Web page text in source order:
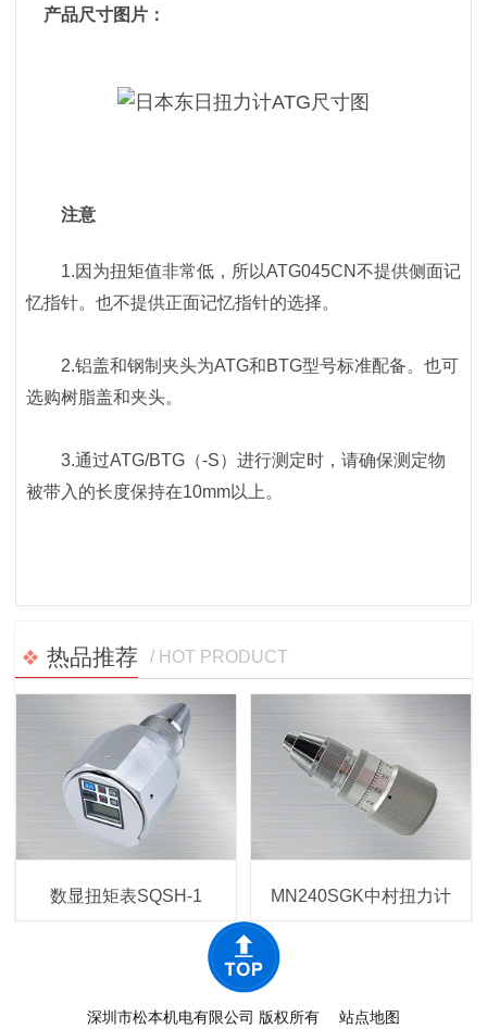
产品尺寸图片：
注意
1.因为扭矩值非常低，所以ATG045CN不提供侧面记
忆指针。也不提供正面记忆指针的选择。
2.铝盖和钢制夹头为ATG和BTG型号标准配备。也可
选购树脂盖和夹头。
3.通过ATG/BTG（-S）进行测定时，请确保测定物
被带入的长度保持在10mm以上。
热品推荐 / HOT PRODUCT
数显扭矩表SQSH-1 MN240SGK中村扭力计
深圳市松本机电有限公司 版权所有 站点地图